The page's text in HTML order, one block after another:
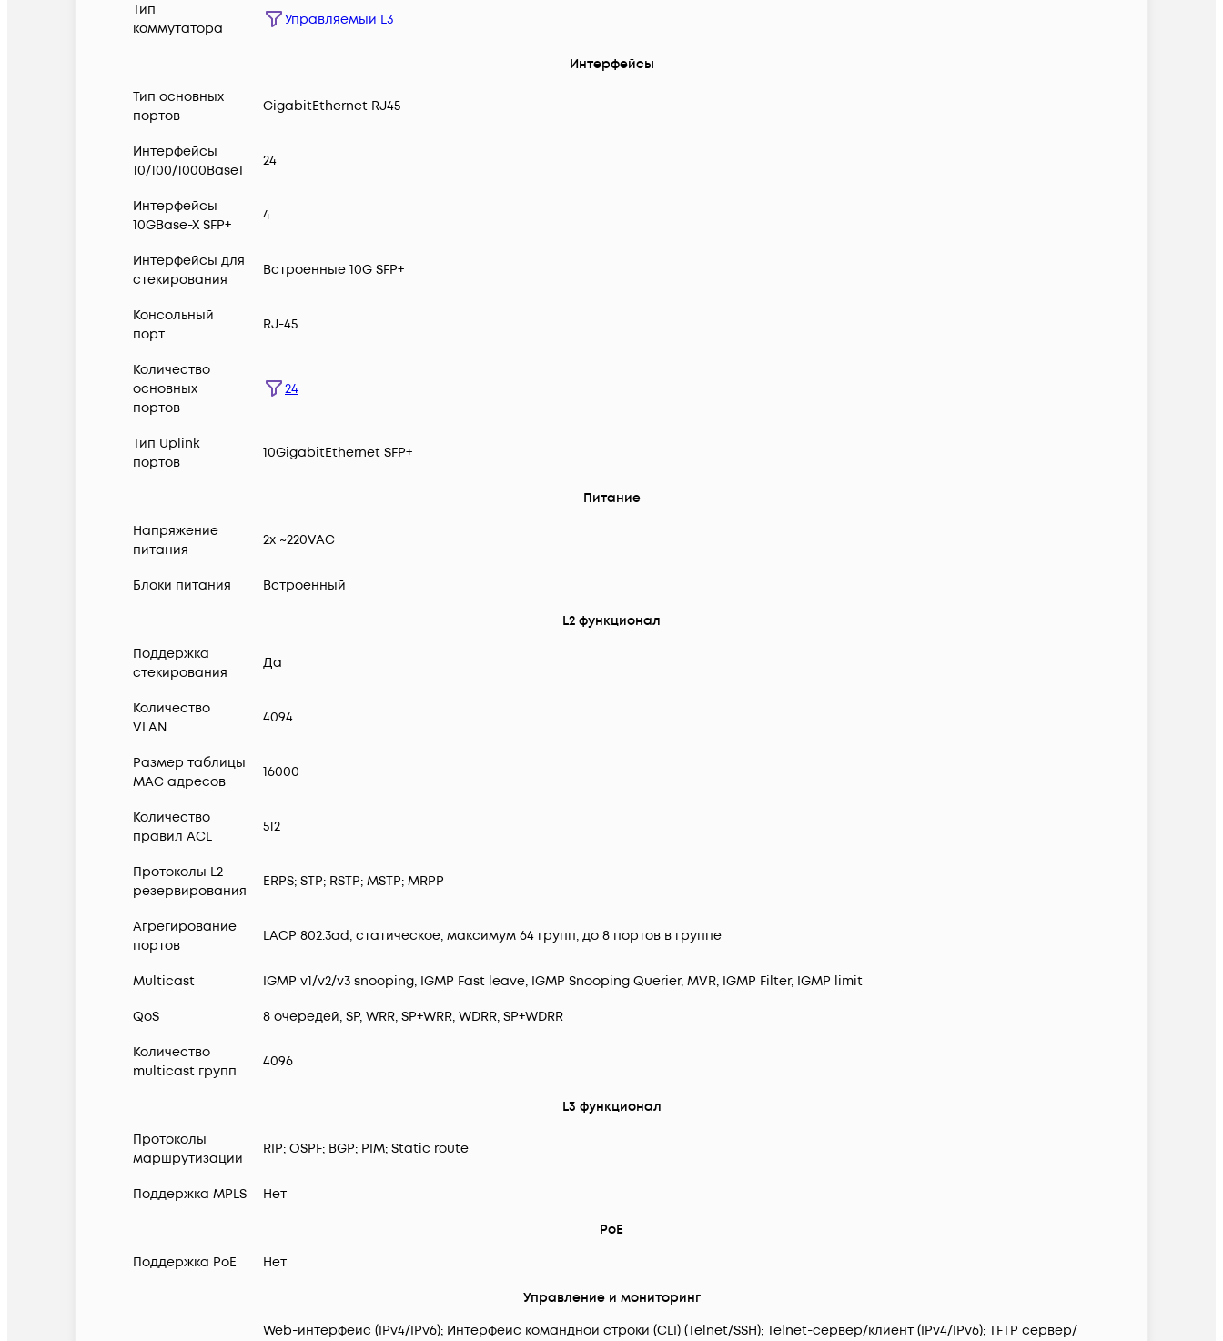
Тип
коммутатора
Управляемый L3
Интерфейсы
Тип основных
портов
GigabitEthernet RJ45
Интерфейсы
10/100/1000BaseT
24
Интерфейсы
10GBase-X SFP+
4
Интерфейсы для
стекирования
Встроенные 10G SFP+
Консольный
порт
RJ-45
Количество
основных
портов
24
Тип Uplink
портов
10GigabitEthernet SFP+
Питание
Напряжение
питания
2x ~220VAC
Блоки питания Встроенный
L2 функционал
Поддержка
стекирования
Да
Количество
VLAN
4094
Размер таблицы
MAC адресов
16000
Количество
правил ACL
512
Протоколы L2
резервирования
ERPS; STP; RSTP; MSTP; MRPP
Агрегирование
портов
LACP 802.3ad, статическое, максимум 64 групп, до 8 портов в группе
Multicast IGMP v1/v2/v3 snooping, IGMP Fast leave, IGMP Snooping Querier, MVR, IGMP Filter, IGMP limit
QoS 8 очередей, SP, WRR, SP+WRR, WDRR, SP+WDRR
Количество
multicast групп
4096
L3 функционал
Протоколы
маршрутизации
RIP; OSPF; BGP; PIM; Static route
Поддержка MPLS Нет
PoE
Поддержка PoE
Нет
Управление и мониторинг
Web-интерфейс (IPv4/IPv6); Интерфейс командной строки (CLI) (Telnet/SSH); Telnet-сервер/клиент (IPv4/IPv6); TFTP сервер/